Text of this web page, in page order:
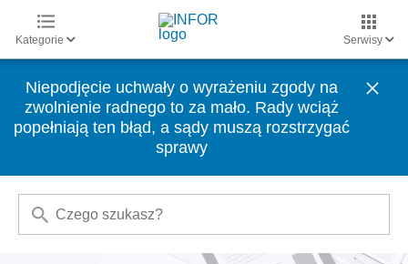
Kategorie Serwisy
Niepodjęcie uchwały o wyrażeniu zgody na
zwolnienie radnego to za mało. Rady wciąż
popełniają ten błąd, a sądy muszą rozstrzygać
sprawy